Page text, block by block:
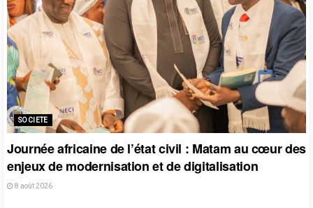
SOCIETE
Journée africaine de l’état civil : Matam au cœur des
enjeux de modernisation et de digitalisation
8 août 2026